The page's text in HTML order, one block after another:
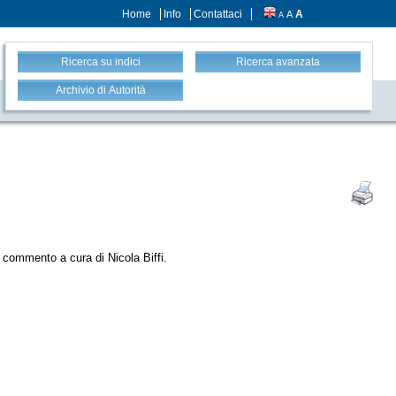
Home Info Contattaci A A A
Ricerca su indici Ricerca avanzata
Archivio di Autorità